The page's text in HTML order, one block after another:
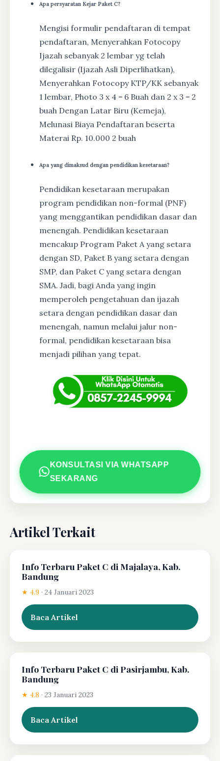
Apa persyaratan Kejar Paket C?
Mengisi formulir pendaftaran di tempat
pendaftaran, Menyerahkan Fotocopy
Ijazah sebanyak 2 lembar yg telah
dilegalisir (Ijazah Asli Diperlihatkan),
Menyerahkan Fotocopy KTP/KK sebanyak
1 lembar, Photo 3 x 4 = 6 Buah dan 2 x 3 = 2
buah Dengan Latar Biru (Kemeja),
Melunasi Biaya Pendaftaran beserta
Materai Rp. 10.000 2 buah
Apa yang dimaksud dengan pendidikan kesetaraan?
Pendidikan kesetaraan merupakan
program pendidikan non-formal (PNF)
yang menggantikan pendidikan dasar dan
menengah. Pendidikan kesetaraan
mencakup Program Paket A yang setara
dengan SD, Paket B yang setara dengan
SMP, dan Paket C yang setara dengan
SMA. Jadi, bagi Anda yang ingin
memperoleh pengetahuan dan ijazah
setara dengan pendidikan dasar dan
menengah, namun melalui jalur non-
formal, pendidikan kesetaraan bisa
menjadi pilihan yang tepat.
KONSULTASI VIA WHATSAPP
SEKARANG
Artikel Terkait
Info Terbaru Paket C di Majalaya, Kab.
Bandung
★ 4.9 · 24 Januari 2023
Baca Artikel
Info Terbaru Paket C di Pasirjambu, Kab.
Bandung
★ 4.8 · 23 Januari 2023
Baca Artikel